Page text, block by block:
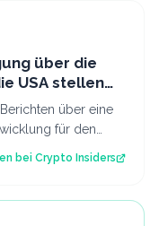
über die
USA stellen
über eine
für den
bei Crypto Insiders